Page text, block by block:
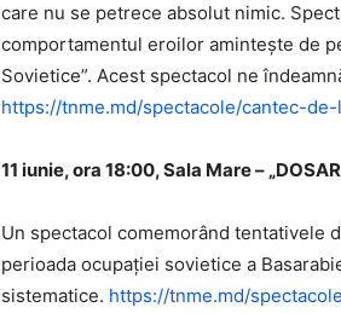
care nu se petrece absolut nimic.
comportamentul eroilor aminteşte de
Sovietice”. Acest spectacol ne
https://tnme.md/spectacole/cantec-de-
11 iunie, ora 18:00, Sala Mare –
Un spectacol comemorând tentativele
perioada ocupației sovietice a
sistematice. https://tnme.md/